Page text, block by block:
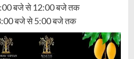
बजे से 12:00 बजे तक
3:00 बजे से 5:00 बजे तक